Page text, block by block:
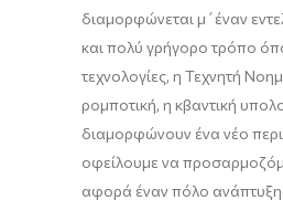
διαμορφώνεται μ΄έναν
και πολύ γρήγορο τρόπο
τεχνολογίες, η Τεχνητή
ρομποτική, η κβαντική
διαμορφώνουν ένα νέο
οφείλουμε να
αφορά έναν πόλο